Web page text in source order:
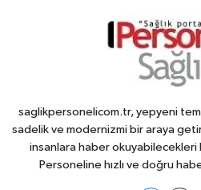
saglikpersonelicom.tr, yepyeni
sadelik ve modernizmi bir araya
insanlara haber okuyabilecekleri
Personeline hızlı ve doğru